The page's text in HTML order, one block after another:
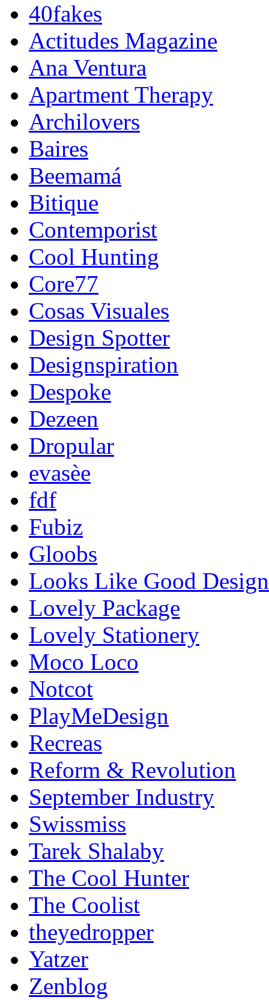
40fakes
Actitudes Magazine
Ana Ventura
Apartment Therapy
Archilovers
Baires
Beemamá
Bitique
Contemporist
Cool Hunting
Core77
Cosas Visuales
Design Spotter
Designspiration
Despoke
Dezeen
Dropular
evasèe
fdf
Fubiz
Gloobs
Looks Like Good Design
Lovely Package
Lovely Stationery
Moco Loco
Notcot
PlayMeDesign
Recreas
Reform & Revolution
September Industry
Swissmiss
Tarek Shalaby
The Cool Hunter
The Coolist
theyedropper
Yatzer
Zenblog